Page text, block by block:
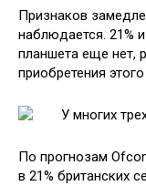
Признаков
наблюдается. 21%
планшета еще нет,
приобретения
По прогнозам
в 21% британских